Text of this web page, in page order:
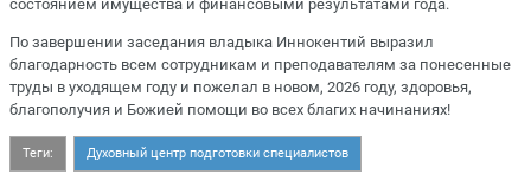
состоянием имущества и финансовыми результатами года.
По завершении заседания владыка Иннокентий выразил
благодарность всем сотрудникам и преподавателям за понесенные
труды в уходящем году и пожелал в новом, 2026 году, здоровья,
благополучия и Божией помощи во всех благих начинаниях!
Теги: Духовный центр подготовки специалистов